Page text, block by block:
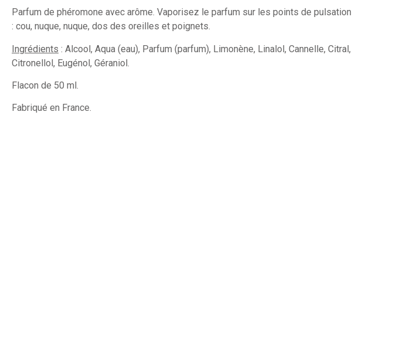
Parfum de phéromone avec arôme. Vaporisez le parfum sur les points de pulsation
: cou, nuque, nuque, dos des oreilles et poignets.
Ingrédients : Alcool, Aqua (eau), Parfum (parfum), Limonène, Linalol, Cannelle, Citral,
Citronellol, Eugénol, Géraniol.
Flacon de 50 ml.
Fabriqué en France.